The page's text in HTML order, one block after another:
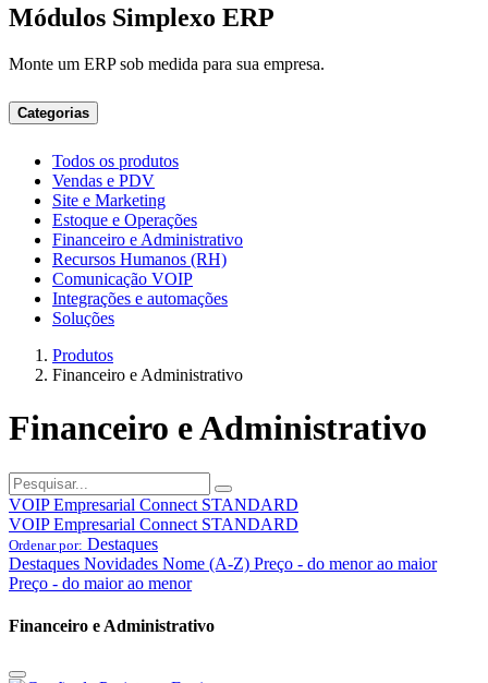
Módulos Simplexo ERP
Monte um ERP sob medida para sua empresa.
Categorias
Todos os produtos
Vendas e PDV
Site e Marketing
Estoque e Operações
Financeiro e Administrativo
Recursos Humanos (RH)
Comunicação VOIP
Integrações e automações
Soluções
Produtos
Financeiro e Administrativo
Financeiro e Administrativo
VOIP Empresarial Connect STANDARD
VOIP Empresarial Connect STANDARD
Ordenar por: Destaques
Destaques Novidades Nome (A-Z) Preço - do menor ao maior
Preço - do maior ao menor
Financeiro e Administrativo